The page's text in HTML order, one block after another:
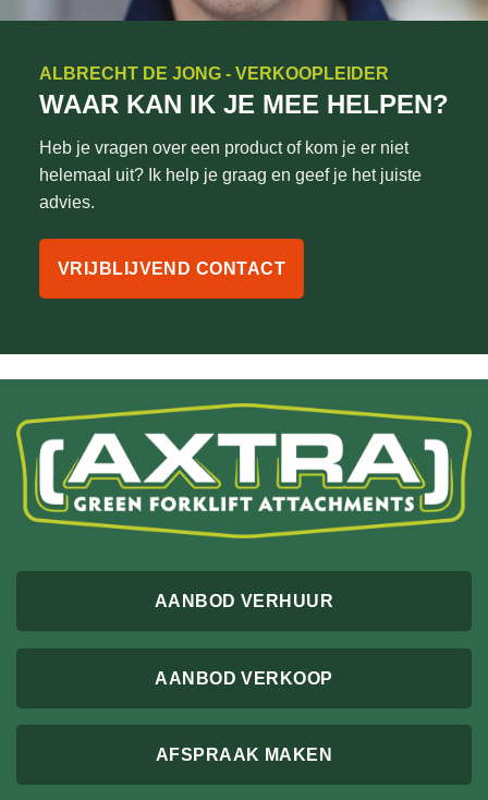
ALBRECHT DE JONG - VERKOOPLEIDER
WAAR KAN IK JE MEE HELPEN?
Heb je vragen over een product of kom je er niet
helemaal uit? Ik help je graag en geef je het juiste
advies.
VRIJBLIJVEND CONTACT
AANBOD VERHUUR
AANBOD VERKOOP
AFSPRAAK MAKEN